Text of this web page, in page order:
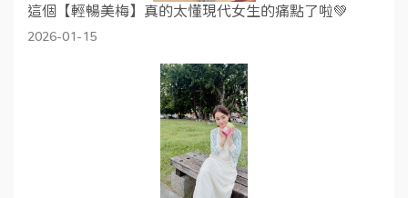
這個【輕暢美梅】真的太懂現代女生的痛點了啦💚
2026-01-15